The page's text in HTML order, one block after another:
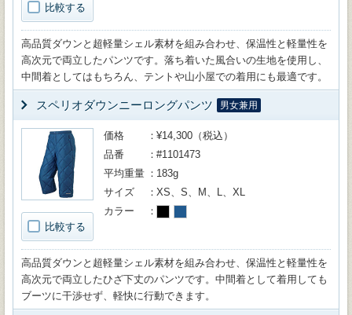
比較する
高品質ダウンと超軽量シェル素材を組み合わせ、保温性と軽量性を
高次元で両立したパンツです。落ち着いた風合いの生地を使用し、
中間着としてはもちろん、テントや山小屋での着用にも最適です。
スペリオダウンニーロングパンツ 男女兼用
比較する
価格
¥14,300（税込）
品番
#1101473
平均重量
183g
サイズ
XS、S、M、L、XL
カラー
高品質ダウンと超軽量シェル素材を組み合わせ、保温性と軽量性を
高次元で両立したひざ下丈のパンツです。中間着として着用しても
ブーツに干渉せず、軽快に行動できます。